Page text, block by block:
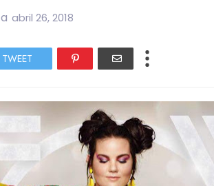
a abril 26, 2018
TWEET